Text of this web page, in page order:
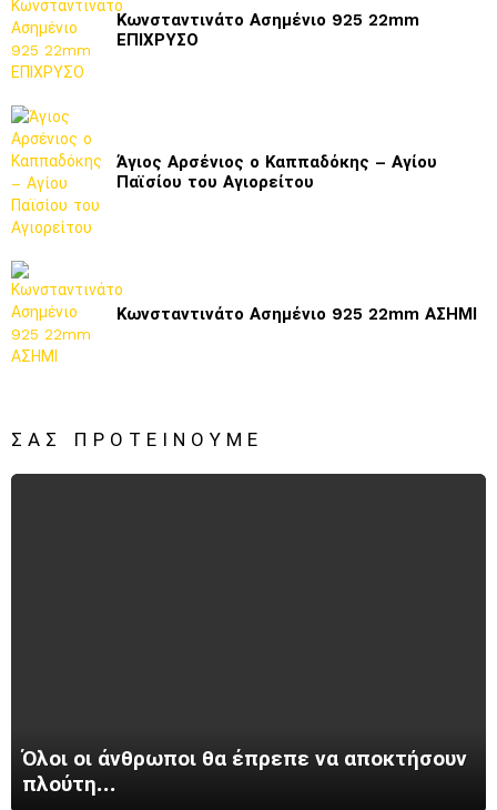
Κωνσταντινάτο Ασημένιο 925 22mm
ΕΠΙΧΡΥΣΟ
Άγιος Αρσένιος ο Καππαδόκης – Αγίου
Παϊσίου του Αγιορείτου
Κωνσταντινάτο Ασημένιο 925 22mm ΑΣΗΜΙ
ΣΑΣ ΠΡΟΤΕΊΝΟΥΜΕ
Όλοι οι άνθρωποι θα έπρεπε να αποκτήσουν
πλούτη…